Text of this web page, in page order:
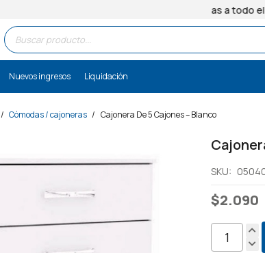
Entregas a todo el
Búsqueda
de
productos
Nuevos ingresos Liquidación
/ Cómodas / cajoneras / Cajonera De 5 Cajones – Blanco
SKU:
$2.090
Cajonera